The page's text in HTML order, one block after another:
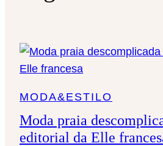
MODA&ESTILO
Moda praia
editorial da Elle